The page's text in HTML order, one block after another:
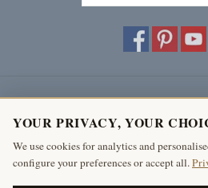
Producten
Mijn account
YOUR PRIVACY, YOUR
We use cookies for analytics and
configure your preferences or accept all.